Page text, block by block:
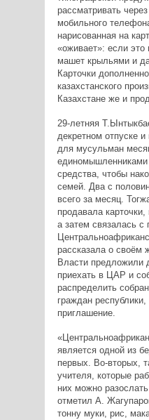
рассматривать
мобильного
нарисованная на
«оживает»: если это
машет крыльями и
Карточки
казахстанского
Казахстане же и
29-летняя
декретном отпуске
для мусульман
средства, чтобы
семей. Два с
всего за месяц.
продавала
а затем связалась с
рассказала о
Власти предложили
приехать в ЦАР и
распределить
граждан
приглашение.
является одной из
первых. Во-вторых,
учителя, которые
них можно
отметил А.
тонну муки, рис,